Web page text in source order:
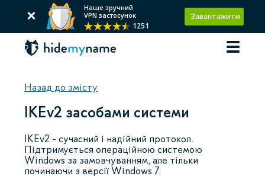
Наше зручний
VPN застосунок
1251
Завантажити
Назад до змісту
IKEv2 засобами системи
IKEv2 - сучасний і надійний протокол.
Підтримується операційною системою
Windows за замовчуванням, але тільки
починаючи з версії Windows 7.